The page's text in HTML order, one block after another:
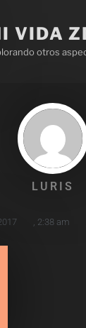
VIDA
otros
LURIS
2:38 am